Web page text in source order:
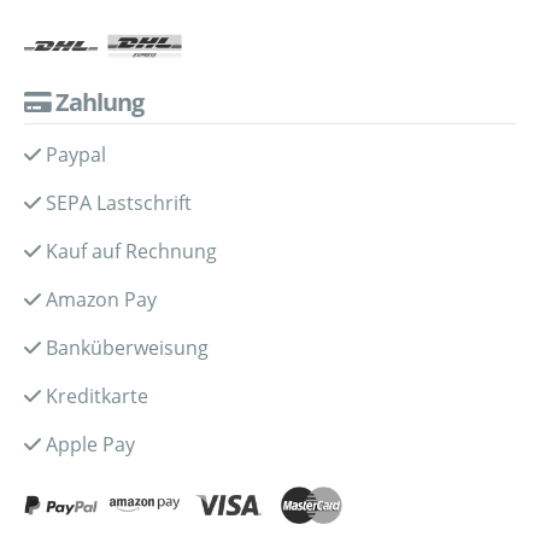
Zahlung
Paypal
SEPA Lastschrift
Kauf auf Rechnung
Amazon Pay
Banküberweisung
Kreditkarte
Apple Pay